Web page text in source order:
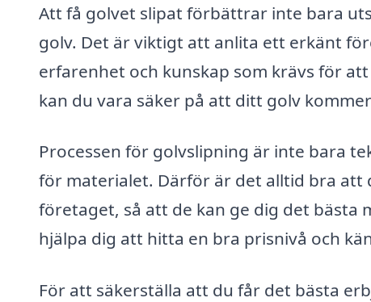
Att få golvet slipat förbättrar inte bara
golv. Det är viktigt att anlita ett erkänt
erfarenhet och kunskap som krävs för
kan du vara säker på att ditt golv
Processen för golvslipning är inte bara
för materialet. Därför är det alltid bra att
företaget, så att de kan ge dig det bästa
hjälpa dig att hitta en bra prisnivå och
För att säkerställa att du får det bästa